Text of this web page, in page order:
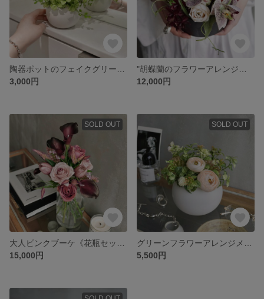
3,000円
12,000円
SOLD OUT
15,000円
SOLD OUT
5,500円